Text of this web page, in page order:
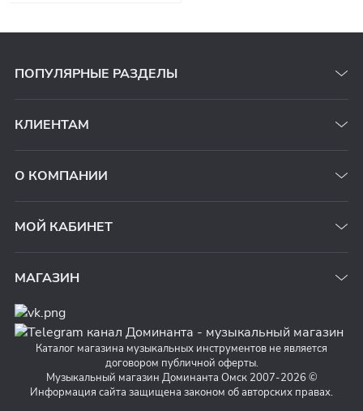
ПОПУЛЯРНЫЕ РАЗДЕЛЫ
КЛИЕНТАМ
О КОМПАНИИ
МОЙ КАБИНЕТ
МАГАЗИН
Каталог магазина музыкальных инструментов не является
договором публичной оферты.
Музыкальный магазин Доминанта Омск 2007-2026 ©
Информация сайта защищена законом об авторских правах.